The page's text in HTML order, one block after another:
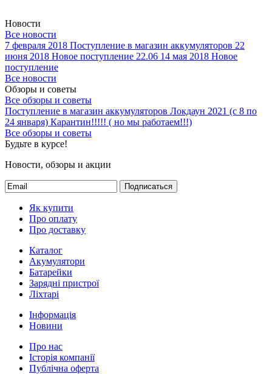
Новости
Все новости
7 февраля 2018 Поступление в магазин аккумуляторов 22
июня 2018 Новое поступление 22.06 14 мая 2018 Новое
поступление
Все новости
Обзоры и советы
Все обзоры и советы
Поступление в магазин аккумуляторов Локдаун 2021 (с 8 по
24 января) Карантин!!!!! ( но мы работаем!!!)
Все обзоры и советы
Будьте в курсе!
Новости, обзоры и акции
Подписаться
Як купити
Про оплату
Про доставку
Каталог
Акумулятори
Батарейки
Зарядні пристрої
Ліхтарі
Інформація
Новини
Про нас
Історія компанії
Публічна оферта